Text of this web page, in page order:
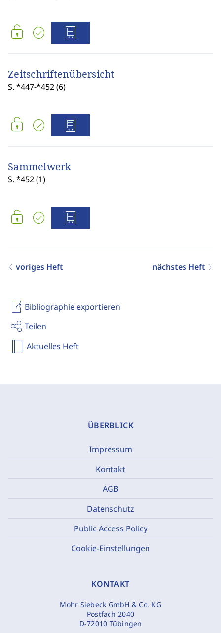
Bibliographie exportieren
Teilen
Aktuelles Heft
Zeitschriftenübersicht
S. *447-*452 (6)
Sammelwerk
S. *452 (1)
voriges Heft nächstes Heft
ÜBERBLICK
Impressum
Kontakt
AGB
Datenschutz
Public Access Policy
Cookie-Einstellungen
KONTAKT
Mohr Siebeck GmbH & Co. KG
Postfach 2040
D-72010 Tübingen